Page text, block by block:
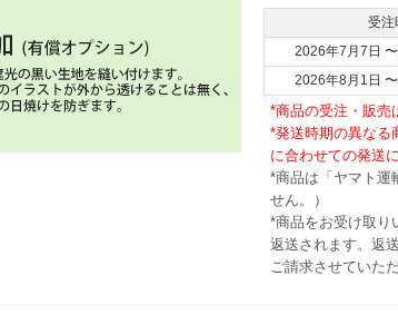
受注
2026年7月7日
2026年8月1日
*商品の受注・販売
*発送時期の異なる
に合わせての発送
*商品は「ヤマト運
せん。）
*商品をお受け取り
返送されます。返
ご請求させていた